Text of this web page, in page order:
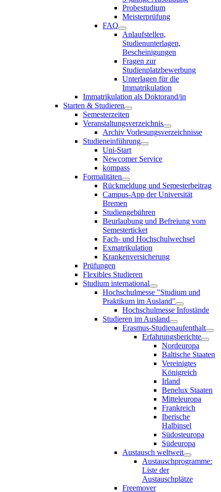
Probestudium
Meisterprüfung
FAQ
Anlaufstellen,
Studienunterlagen,
Bescheinigungen
Fragen zur
Studienplatzbewerbung
Unterlagen für die
Immatrikulation
Immatrikulation als Doktorand/in
Starten & Studieren
Semesterzeiten
Veranstaltungsverzeichnis
Archiv Vorlesungsverzeichnisse
Studieneinführung
Uni-Start
Newcomer Service
kompass
Formalitäten
Rückmeldung und Semesterbeitrag
Campus-App der Universität
Bremen
Studiengebühren
Beurlaubung und Befreiung vom
Semesterticket
Fach- und Hochschulwechsel
Exmatrikulation
Krankenversicherung
Prüfungen
Flexibles Studieren
Studium international
Hochschulmesse "Studium und
Praktikum im Ausland"
Hochschulmesse Infostände
Studieren im Ausland
Erasmus-Studienaufenthalt
Erfahrungsberichte
Nordeuropa
Baltische Staaten
Vereinigtes
Königreich
Irland
Benelux Staaten
Mitteleuropa
Frankreich
Iberische
Halbinsel
Südosteuropa
Südeuropa
Austausch weltweit
Austauschprogramme:
Liste der
Austauschplätze
Freemover